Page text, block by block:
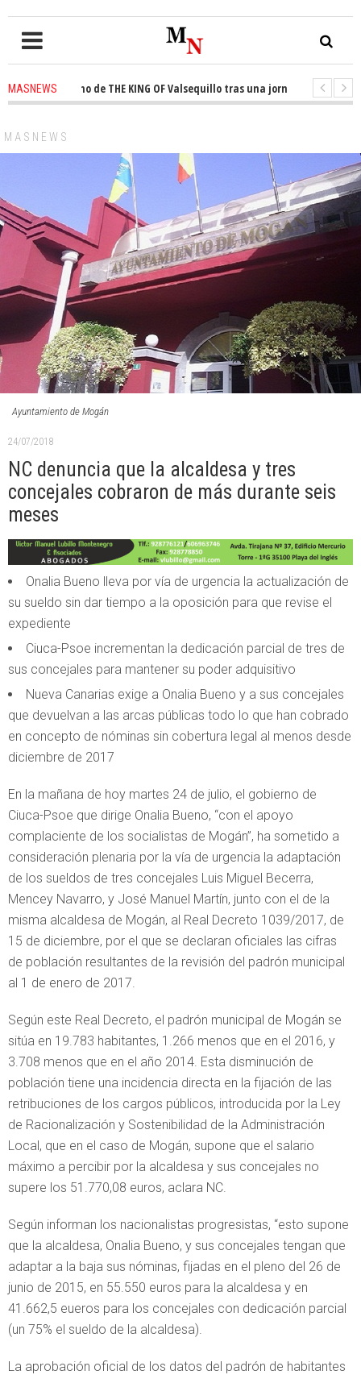
MASNEWS
trono de THE KING OF Valsequillo tras una jornada de baloncesto
MASNEWS
Ayuntamiento de Mogán
24/07/2018
NC denuncia que la alcaldesa y tres
concejales cobraron de más durante seis
meses
Onalia Bueno lleva por vía de urgencia la actualización de
su sueldo sin dar tiempo a la oposición para que revise el
expediente
Ciuca-Psoe incrementan la dedicación parcial de tres de
sus concejales para mantener su poder adquisitivo
Nueva Canarias exige a Onalia Bueno y a sus concejales
que devuelvan a las arcas públicas todo lo que han cobrado
en concepto de nóminas sin cobertura legal al menos desde
diciembre de 2017
En la mañana de hoy martes 24 de julio, el gobierno de
Ciuca-Psoe que dirige Onalia Bueno, “con el apoyo
complaciente de los socialistas de Mogán”, ha sometido a
consideración plenaria por la vía de urgencia la adaptación
de los sueldos de tres concejales Luis Miguel Becerra,
Mencey Navarro, y José Manuel Martín, junto con el de la
misma alcaldesa de Mogán, al Real Decreto 1039/2017, de
15 de diciembre, por el que se declaran oficiales las cifras
de población resultantes de la revisión del padrón municipal
al 1 de enero de 2017.
Según este Real Decreto, el padrón municipal de Mogán se
sitúa en 19.783 habitantes, 1.266 menos que en el 2016, y
3.708 menos que en el año 2014. Esta disminución de
población tiene una incidencia directa en la fijación de las
retribuciones de los cargos públicos, introducida por la Ley
de Racionalización y Sostenibilidad de la Administración
Local, que en el caso de Mogán, supone que el salario
máximo a percibir por la alcaldesa y sus concejales no
supere los 51.770,08 euros, aclara NC.
Según informan los nacionalistas progresistas, “esto supone
que la alcaldesa, Onalia Bueno, y sus concejales tengan que
adaptar a la baja sus nóminas, fijadas en el pleno del 26 de
junio de 2015, en 55.550 euros para la alcaldesa y en
41.662,5 eueros para los concejales con dedicación parcial
(un 75% el sueldo de la alcaldesa).
La aprobación oficial de los datos del padrón de habitantes